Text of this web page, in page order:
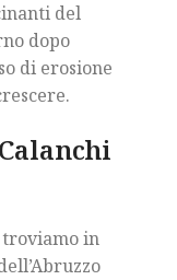
del
dopo
di erosione
in